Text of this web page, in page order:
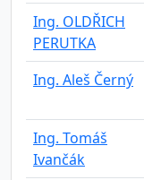
Ing. OLDŘICH
PERUTKA
Ing. Aleš Černý
Ing. Tomáš
Ivančák